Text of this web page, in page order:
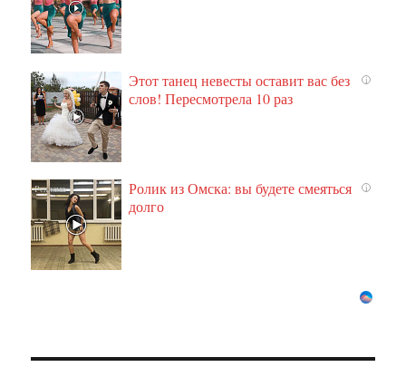
i
Этот танец невесты оставит вас без
слов! Пересмотрела 10 раз
i
Ролик из Омска: вы будете смеяться
долго